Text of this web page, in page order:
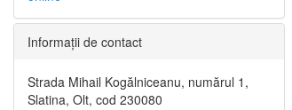
Informaţii de contact
Strada Mihail Kogălniceanu, numărul 1,
Slatina, Olt, cod 230080